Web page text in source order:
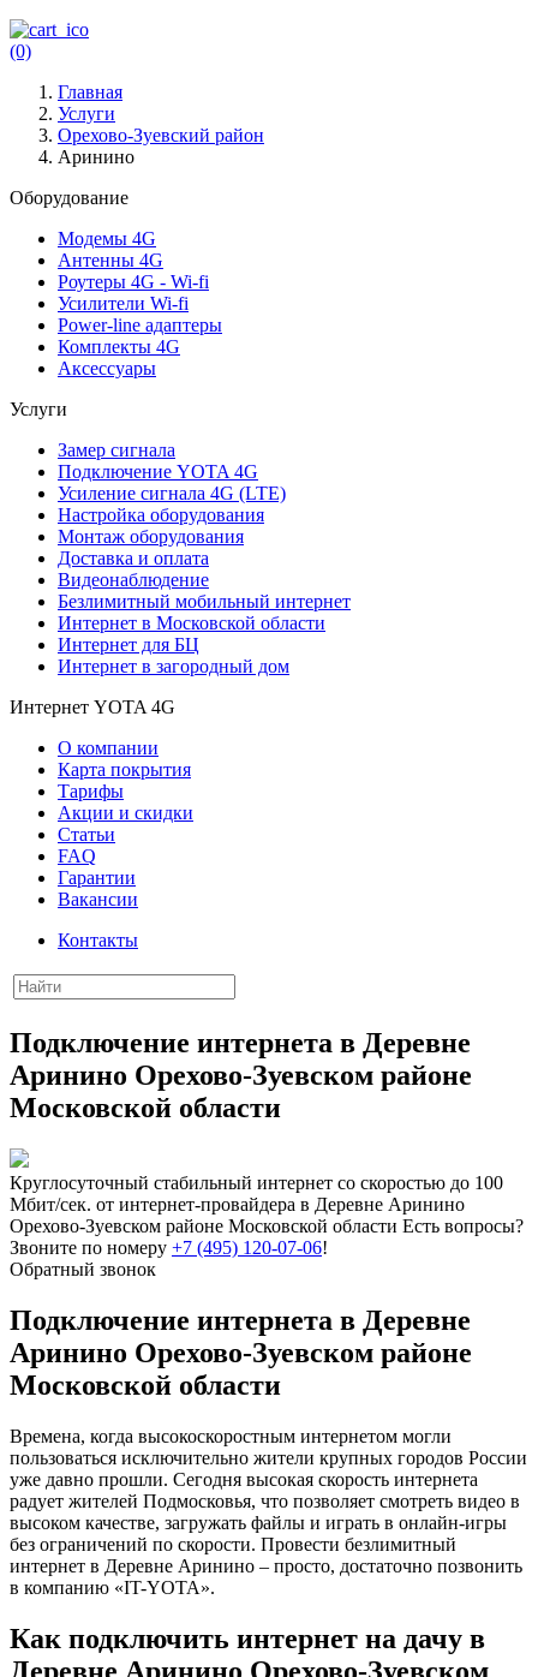
(0)
Главная
Услуги
Орехово-Зуевский район
Аринино
Оборудование
Модемы 4G
Антенны 4G
Роутеры 4G - Wi-fi
Усилители Wi-fi
Power-line адаптеры
Комплекты 4G
Аксессуары
Услуги
Замер сигнала
Подключение YOTA 4G
Усиление сигнала 4G (LTE)
Настройка оборудования
Монтаж оборудования
Доставка и оплата
Видеонаблюдение
Безлимитный мобильный интернет
Интернет в Московской области
Интернет для БЦ
Интернет в загородный дом
Интернет YOTA 4G
О компании
Карта покрытия
Тарифы
Акции и скидки
Статьи
FAQ
Гарантии
Вакансии
Контакты
Подключение интернета в Деревне
Аринино Орехово-Зуевском районе
Московской области
Круглосуточный стабильный интернет со скоростью до 100
Мбит/сек. от интернет-провайдера в Деревне Аринино
Орехово-Зуевском районе Московской области Есть вопросы?
Звоните по номеру +7 (495) 120-07-06!
Обратный звонок
Подключение интернета в Деревне
Аринино Орехово-Зуевском районе
Московской области
Времена, когда высокоскоростным интернетом могли
пользоваться исключительно жители крупных городов России
уже давно прошли. Сегодня высокая скорость интернета
радует жителей Подмосковья, что позволяет смотреть видео в
высоком качестве, загружать файлы и играть в онлайн-игры
без ограничений по скорости. Провести безлимитный
интернет в Деревне Аринино – просто, достаточно позвонить
в компанию «IT-YOTA».
Как подключить интернет на дачу в
Деревне Аринино Орехово-Зуевском